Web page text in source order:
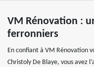
VM Rénovation :
ferronniers
En confiant à VM Rénovation
Christoly De Blaye, vous avez